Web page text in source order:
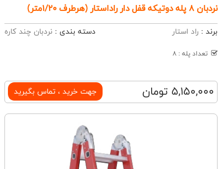
نردبان 8 پله دوتیکه قفل دار راداستار (هرطرف 1/20متر)
برند : راد استار دسته بندی : نردبان چند کاره
تعداد پله : 8
5,150,000 تومان جهت خرید ، تماس بگیرید